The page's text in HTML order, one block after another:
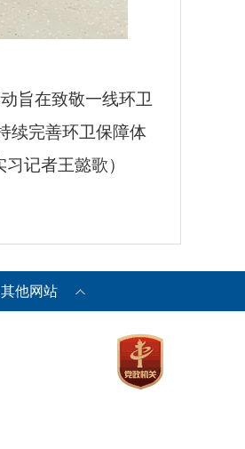
旨在致敬一线环卫
续完善环卫保障体
记者王懿歌）
其他网站